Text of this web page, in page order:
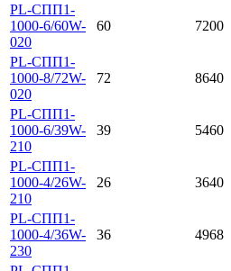
PL-СПП1-
1000-6/60W-
020
60 7200
PL-СПП1-
1000-8/72W-
020
72 8640
PL-СПП1-
1000-6/39W-
210
39 5460
PL-СПП1-
1000-4/26W-
210
26 3640
PL-СПП1-
1000-4/36W-
230
36 4968